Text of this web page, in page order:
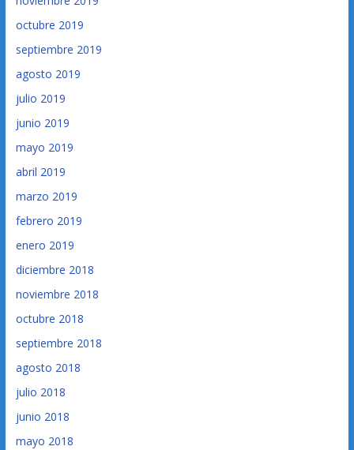
octubre 2019
septiembre 2019
agosto 2019
julio 2019
junio 2019
mayo 2019
abril 2019
marzo 2019
febrero 2019
enero 2019
diciembre 2018
noviembre 2018
octubre 2018
septiembre 2018
agosto 2018
julio 2018
junio 2018
mayo 2018